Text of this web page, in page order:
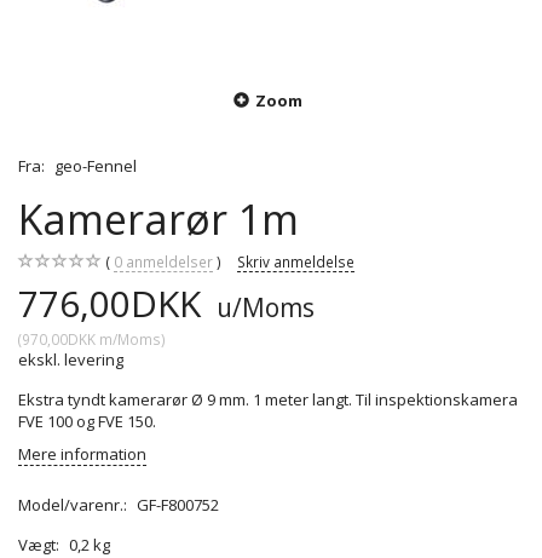
Zoom
Fra: geo-Fennel
Kamerarør 1m
0 anmeldelser Skriv anmeldelse
776,00DKK u/Moms
(970,00DKK m/Moms)
ekskl. levering
Ekstra tyndt kamerarør Ø 9 mm. 1 meter langt. Til inspektionskamera
FVE 100 og FVE 150.
Mere information
Model/varenr.: GF-F800752
Vægt: 0,2 kg